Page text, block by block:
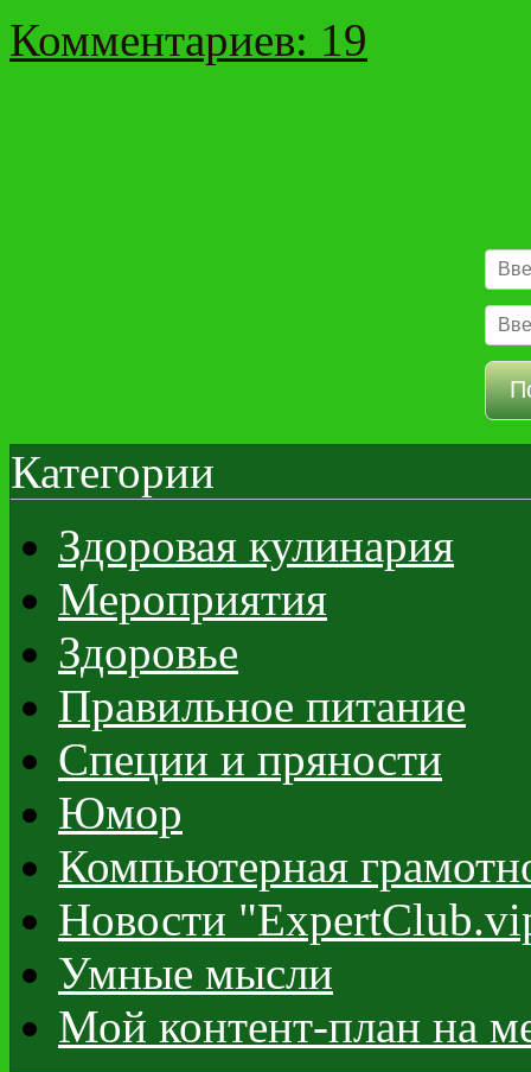
Комментариев: 19
Категории
Здоровая кулинария
Мероприятия
Здоровье
Правильное питание
Специи и пряности
Юмор
Компьютерная
Новости
Умные мысли
Мой контент-план на